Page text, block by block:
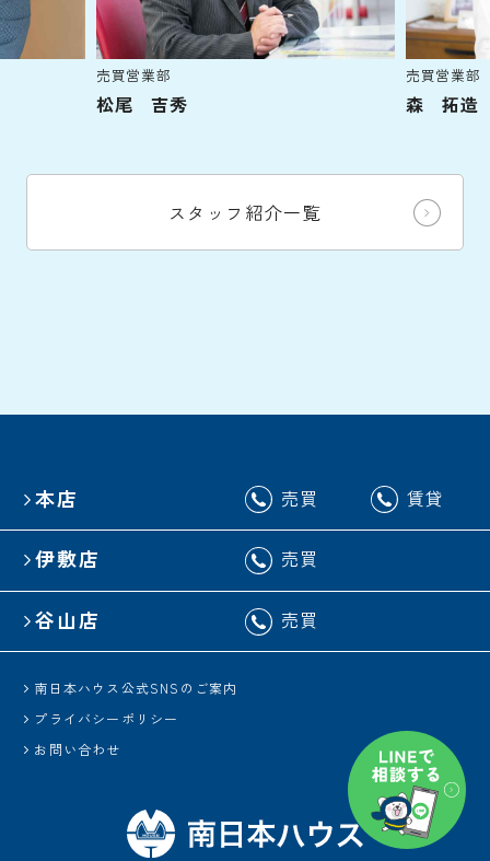
売買営業部
松尾 吉秀
売買営業部
森 拓造
スタッフ紹介一覧
本店 売買 賃貸
伊敷店 売買
谷山店 売買
南日本ハウス公式SNSのご案内
プライバシーポリシー
お問い合わせ